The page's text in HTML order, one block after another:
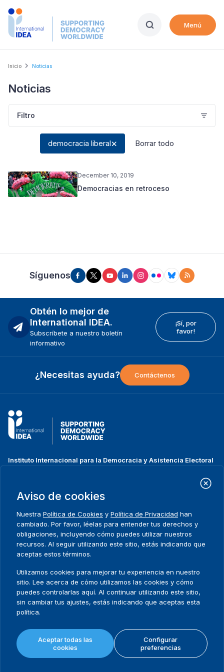
Skip
Menú
Breadcrumb
Inicio Noticias
Noticias
Filtro
democracia liberal Borrar todo
December 10, 2019
Democracias en retroceso
Síguenos
Obtén lo mejor de
International IDEA.
Subscríbete a nuestro boletín
informativo
¡Sí, por
favor!
¿Necesitas ayuda? Contáctenos
Instituto Internacional para la Democracia y Asistencia Electoral
Strömsborgsbron 1
SE-103 34 Estocolmo
Suecia
Teléfono
+46 8 698 37 00
Footer
menu
Inicio
Sobre nosotros
Qué hacemos
Dónde trabajamos
Publicaciones
Datos y herramientas
Projectos
Noticias y eventos
Prensa
Contact
Release Agreement Form
Términos y condiciones
Política de privacidad
Mapa del sitio
Aviso de cookies
Nuestra Política de Cookies y Política de Privacidad han
cambiado. Por favor, léelas para entender tus derechos y
obligaciones, incluyendo cómo puedes utilizar nuestros
recursos. Al seguir utilizando este sitio, estás indicando que
aceptas estos términos.
Utilizamos cookies para mejorar tu experiencia en nuestro
sitio. Lee acerca de cómo utilizamos las cookies y cómo
puedes controlarlas aquí. Al continuar utilizando este sitio,
sin cambiar tus ajustes, estás indicando que aceptas esta
política.
Aceptar todas las
cookies
Configurar
preferencias